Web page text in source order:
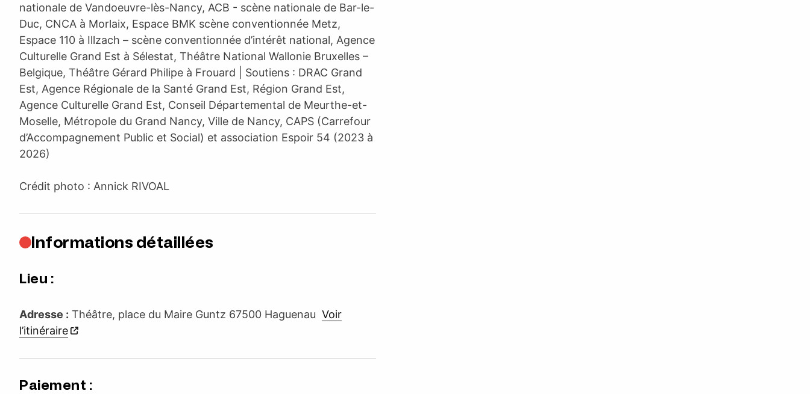
nationale de Vandoeuvre-lès-Nancy, ACB - scène nationale de Bar-le-
Duc, CNCA à Morlaix, Espace BMK scène conventionnée Metz,
Espace 110 à Illzach – scène conventionnée d’intérêt national, Agence
Culturelle Grand Est à Sélestat, Théâtre National Wallonie Bruxelles –
Belgique, Théâtre Gérard Philipe à Frouard | Soutiens : DRAC Grand
Est, Agence Régionale de la Santé Grand Est, Région Grand Est,
Agence Culturelle Grand Est, Conseil Départemental de Meurthe-et-
Moselle, Métropole du Grand Nancy, Ville de Nancy, CAPS (Carrefour
d’Accompagnement Public et Social) et association Espoir 54 (2023 à
2026)
Crédit photo : Annick RIVOAL
Informations détaillées
Lieu :
Adresse : Théâtre, place du Maire Guntz 67500 Haguenau Voir
l’itinéraire
Paiement :